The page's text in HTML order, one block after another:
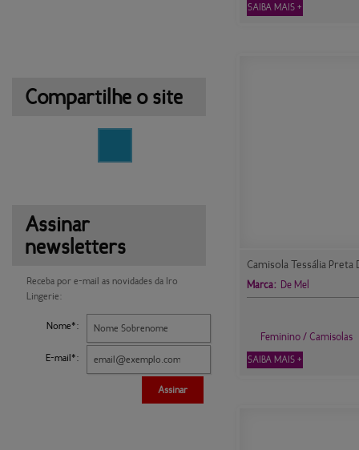
Compartilhe o site
Assinar
newsletters
Receba por e-mail as novidades da Iro
Lingerie:
Nome*:
E-mail*:
Assinar
SAIBA MAIS +
Camisola Tessália Preta
Marca: De Mel
Feminino / Camisolas
SAIBA MAIS +